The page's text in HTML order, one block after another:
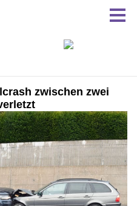
zwischen zwei